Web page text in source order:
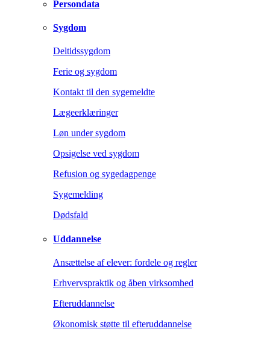
Persondata
Sygdom
Deltidssygdom
Ferie og sygdom
Kontakt til den sygemeldte
Lægeerklæringer
Løn under sygdom
Opsigelse ved sygdom
Refusion og sygedagpenge
Sygemelding
Dødsfald
Uddannelse
Ansættelse af elever: fordele og regler
Erhvervspraktik og åben virksomhed
Efteruddannelse
Økonomisk støtte til efteruddannelse